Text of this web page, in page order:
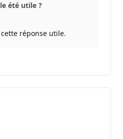
été utile ?
réponse utile.